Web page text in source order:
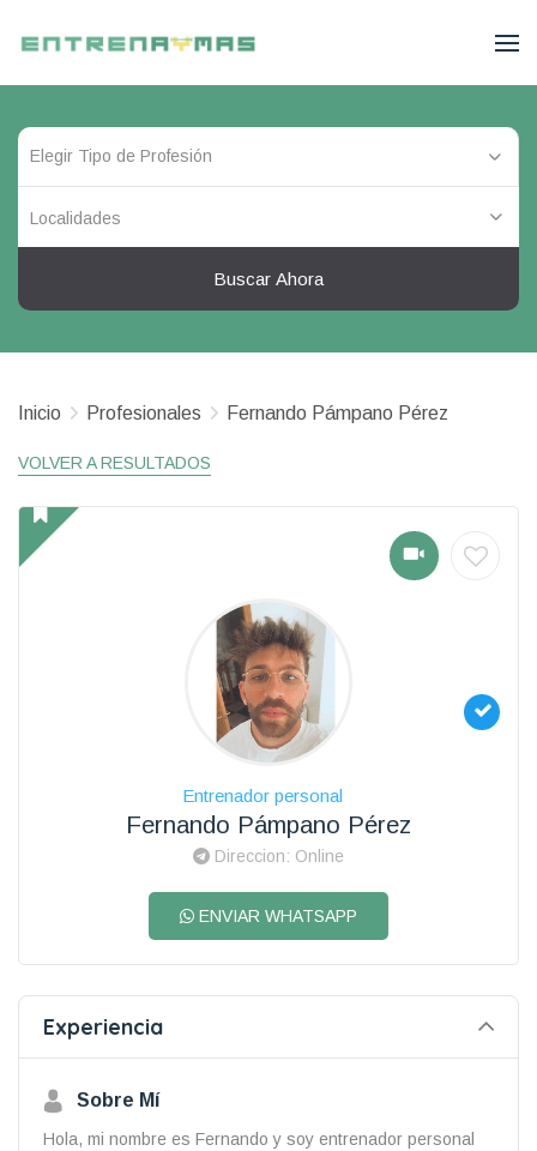
Localidades
Buscar Ahora
Inicio Profesionales Fernando Pámpano Pérez
VOLVER A RESULTADOS
Entrenador personal
Fernando Pámpano Pérez
Direccion: Online
ENVIAR WHATSAPP
Experiencia
Sobre Mí
Hola, mi nombre es Fernando y soy entrenador personal